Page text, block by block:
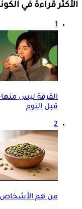
الأكثر قراءة في
1
قبل النوم
2
من هم الأشخاص